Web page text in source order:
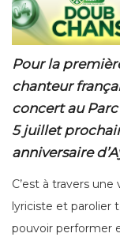
Pour la
chanteur
concert au
5 juillet
anniversaire
C’est à travers
lyriciste et parolier
pouvoir performer